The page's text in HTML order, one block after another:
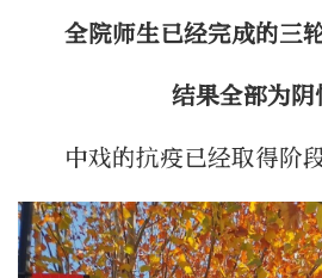
全院师生已经完成的三
结果全部为阴
中戏的抗疫已经取得阶